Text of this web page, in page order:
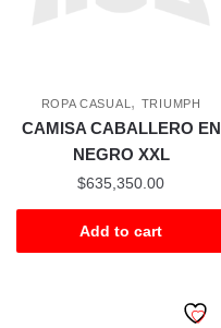
ROPA CASUAL , TRIUMPH
CAMISA CABALLERO EN
NEGRO XXL
$635,350.00
Add to cart